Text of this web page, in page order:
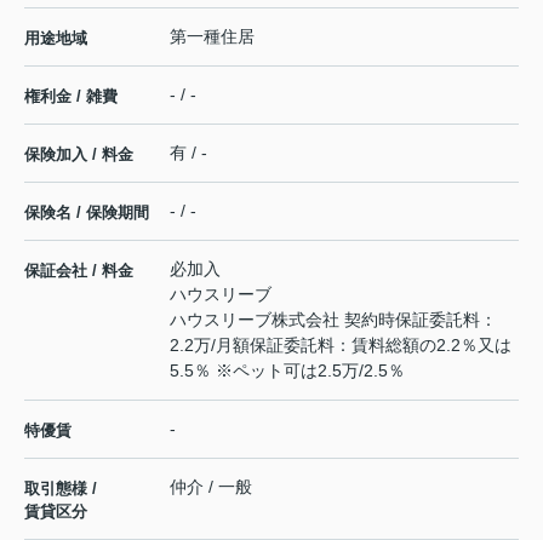
用途地域 第一種住居
権利金 / 雑費 - / -
保険加入 / 料金 有 / -
保険名 / 保険期間 - / -
保証会社 / 料金
必加入
ハウスリーブ
ハウスリーブ株式会社 契約時保証委託料：
2.2万/月額保証委託料：賃料総額の2.2％又は
5.5％ ※ペット可は2.5万/2.5％
特優賃 -
取引態様 /
賃貸区分
仲介 / 一般